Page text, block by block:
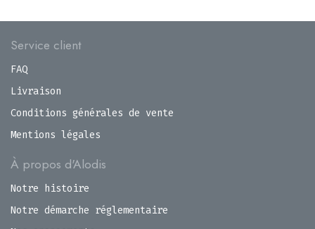
Service client
FAQ
Livraison
Conditions générales de vente
Mentions légales
À propos d'Alodis
Notre histoire
Notre démarche réglementaire